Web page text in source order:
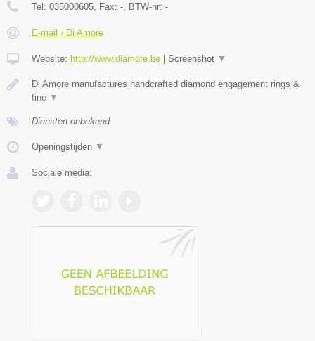
Tel: 035000605 , Fax: - , BTW-nr: -
E-mail › Di Amore
Website: http://www.diamore.be | Screenshot ▼
Di Amore manufactures handcrafted diamond engagement rings &
fine ▼
Diensten onbekend
Openingstijden ▼
Sociale media: